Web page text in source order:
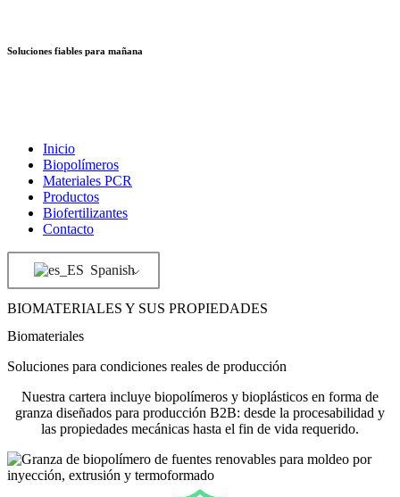
contenido
Soluciones fiables para mañana
Inicio
Biopolímeros
Materiales PCR
Productos
Biofertilizantes
Contacto
Spanish
BIOMATERIALES Y SUS PROPIEDADES
Biomateriales
Soluciones para condiciones reales de producción
Nuestra cartera incluye biopolímeros y bioplásticos en forma de
granza diseñados para producción B2B: desde la procesabilidad y
las propiedades mecánicas hasta el fin de vida requerido.